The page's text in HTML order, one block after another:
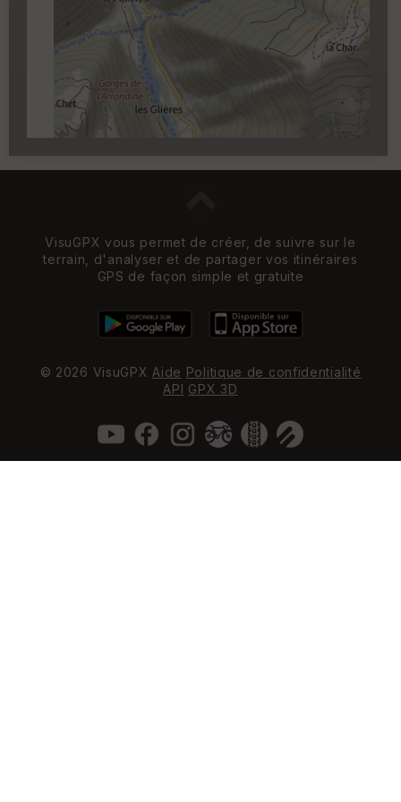
Carroyage UTM
(1km à partir du niveau de
zoom 14)
VisuGPX vous permet de créer, de suivre sur le
terrain, d'analyser et de partager vos itinéraires
GPS de façon simple et gratuite
© 2026 VisuGPX Aide Politique de confidentialité
API GPX 3D